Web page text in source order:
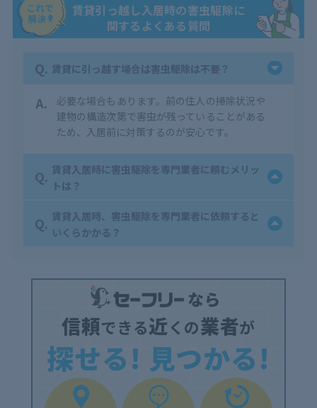
賃貸引っ越し入居時の害虫駆除に
関するよくある質問
Q. 賃貸に引っ越す場合は害虫駆除は不要？
A. 必要な場合もあります。 前の住人の掃除状況や
建物の構造次第で害虫が残っていることがある
ため、入居前に対策するのが安心です。
Q. 賃貸入居時に害虫駆除を専門業者に頼むメリッ
トは？
Q. 賃貸入居時、害虫駆除を専門業者に依頼すると
いくらかかる？
信頼できる近くの業者が
探せる! 見つかる!